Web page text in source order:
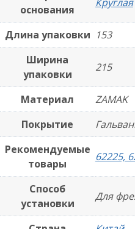
основания
Длина упаковки 153
Ширина
упаковки
215
Материал
ZAMAK
Покрытие
Рекомендуемые
товары
62225,
Способ
установки
Для